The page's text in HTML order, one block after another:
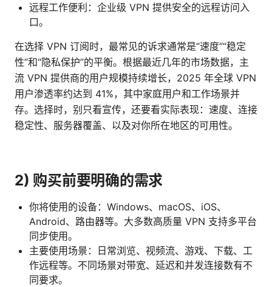
远程工作便利：企业级 VPN 提供安全的远程访问入
口。
在选择 VPN 订阅时，最常见的诉求通常是“速度”“稳定
性”和“隐私保护”的平衡。根据最近几年的市场数据，主
流 VPN 提供商的用户规模持续增长，2025 年全球 VPN
用户渗透率约达到 41%，其中家庭用户和工作场景并
存。选择时，别只看宣传，还要看实际表现：速度、连接
稳定性、服务器覆盖、以及对你所在地区的可用性。
2) 购买前要明确的需求
你将使用的设备：Windows、macOS、iOS、
Android、路由器等。大多数高质量 VPN 支持多平台
同步使用。
主要使用场景：日常浏览、视频流、游戏、下载、工
作远程等。不同场景对带宽、延迟和并发连接数有不
同要求。